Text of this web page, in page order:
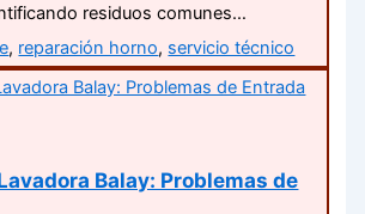
residuos comunes…
, reparación horno, servicio técnico
Balay: Problemas de